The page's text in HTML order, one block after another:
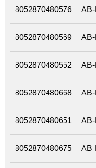
8052870480576
8052870480569
8052870480552 AB-
8052870480668
8052870480651
8052870480675 AB-